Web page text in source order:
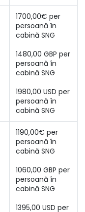
1700,00€ per
persoană în
1480,00 GBP per
persoană în
1980,00 USD per
persoană în
cabină SNG
1190,00€ per
persoană în
1060,00 GBP per
persoană în
1395,00 USD per